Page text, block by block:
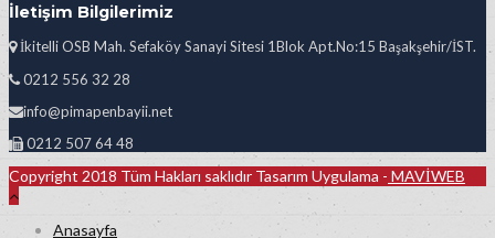
İletişim Bilgilerimiz
İkitelli OSB Mah. Sefaköy Sanayi Sitesi 1Blok Apt.No:15 Başakşehir/İST.
0212 556 32 28
info@pimapenbayii.net
0212 507 64 48
Copyright 2018 Tüm Hakları saklıdır Tasarım Uygulama - MAVİWEB
Anasayfa